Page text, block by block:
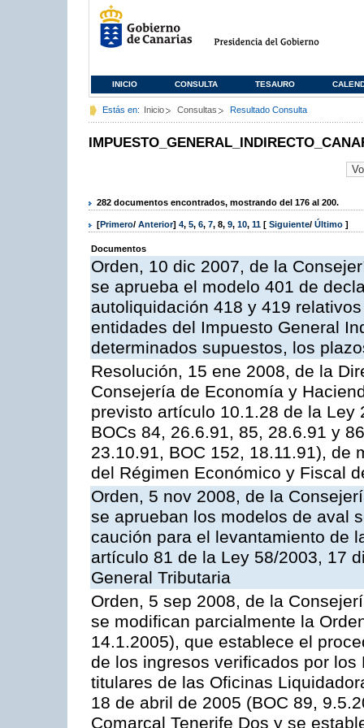
INICIO CONSULTA TESAURO
Estás en: Inicio Consultas Resultado Consulta
282 documentos encontrados, mostrando del 176 al 200.
[Primero/ Anterior] 4, 5, 6, 7, 8, 9, 10, 11 [ Siguiente/ Último ]
Documentos
Orden, 10 dic 2007, de la
se aprueba el modelo 401 de
autoliquidación 418 y 419
entidades del Impuesto General
determinados supuestos, los
Resolución, 15 ene 2008, de la
Consejería de Economía y
previsto artículo 10.1.28 de la Ley
BOCs 84, 26.6.91, 85, 28.6.91 y
23.10.91, BOC 152, 18.11.91), de
del Régimen Económico y Fiscal
Orden, 5 nov 2008, de la
se aprueban los modelos de aval
caución para el levantamiento de
artículo 81 de la Ley 58/2003, 17
General Tributaria
Orden, 5 sep 2008, de la
se modifican parcialmente la
14.1.2005), que establece el
de los ingresos verificados por
titulares de las Oficinas
18 de abril de 2005 (BOC 89,
Comarcal Tenerife Dos y se